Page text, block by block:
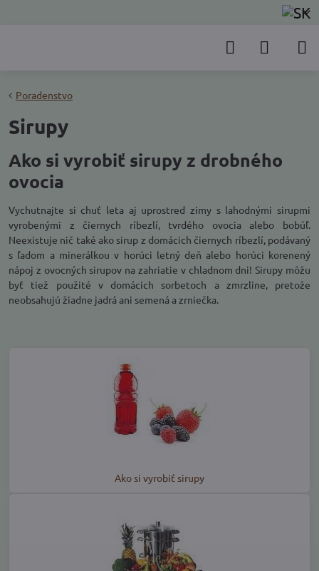
Poradenstvo
Sirupy
Ako si vyrobiť sirupy z drobného
ovocia
Vychutnajte si chuť leta aj uprostred zimy s lahodnými sirupmi
vyrobenými z čiernych ríbezlí, tvrdého ovocia alebo bobúľ.
Neexistuje nič také ako sirup z domácich čiernych ríbezlí, podávaný
s ľadom a minerálkou v horúci letný deň alebo horúci korenený
nápoj z ovocných sirupov na zahriatie v chladnom dni! Sirupy môžu
byť tiež použité v domácich sorbetoch a zmrzline, pretože
neobsahujú žiadne jadrá ani semená a zrniečka.
Ako si vyrobiť sirupy